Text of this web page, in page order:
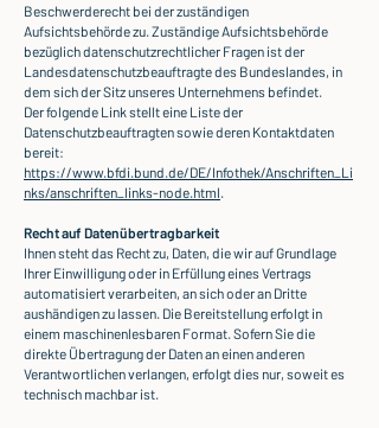
Beschwerderecht bei der zuständigen
Aufsichtsbehörde zu. Zuständige Aufsichtsbehörde
bezüglich datenschutzrechtlicher Fragen ist der
Landesdatenschutzbeauftragte des Bundeslandes, in
dem sich der Sitz unseres Unternehmens befindet.
Der folgende Link stellt eine Liste der
Datenschutzbeauftragten sowie deren Kontaktdaten
bereit:
https://www.bfdi.bund.de/DE/Infothek/Anschriften_Li
nks/anschriften_links-node.html.
Recht auf Datenübertragbarkeit
Ihnen steht das Recht zu, Daten, die wir auf Grundlage
Ihrer Einwilligung oder in Erfüllung eines Vertrags
automatisiert verarbeiten, an sich oder an Dritte
aushändigen zu lassen. Die Bereitstellung erfolgt in
einem maschinenlesbaren Format. Sofern Sie die
direkte Übertragung der Daten an einen anderen
Verantwortlichen verlangen, erfolgt dies nur, soweit es
technisch machbar ist.